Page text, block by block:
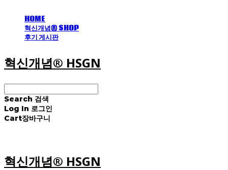
HOME
혁신개념® SHOP
후기 게시판
혁신개념® HSGN
Search 검색
Log In 로그인
Cart장바구니
혁신개념® HSGN